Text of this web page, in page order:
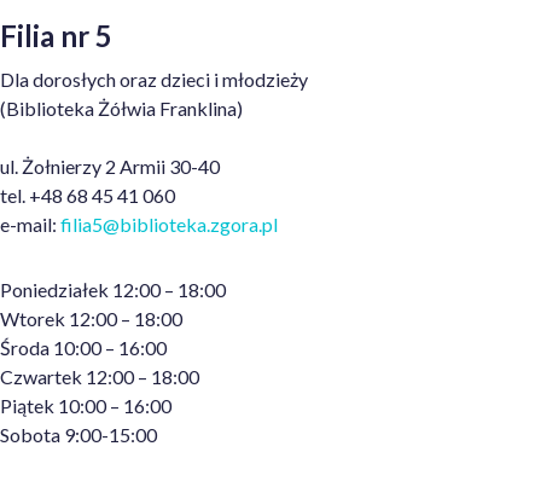
Filia nr 5
Dla dorosłych oraz dzieci i młodzieży
(Biblioteka Żółwia Franklina)
ul. Żołnierzy 2 Armii 30-40
tel. +48 68 45 41 060
e-mail: filia5@biblioteka.zgora.pl
Poniedziałek 12:00 – 18:00
Wtorek 12:00 – 18:00
Środa 10:00 – 16:00
Czwartek 12:00 – 18:00
Piątek 10:00 – 16:00
Sobota 9:00-15:00